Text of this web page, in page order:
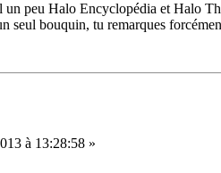
un peu Halo Encyclopédia et Halo
seul bouquin, tu remarques
à 13:28:58 »